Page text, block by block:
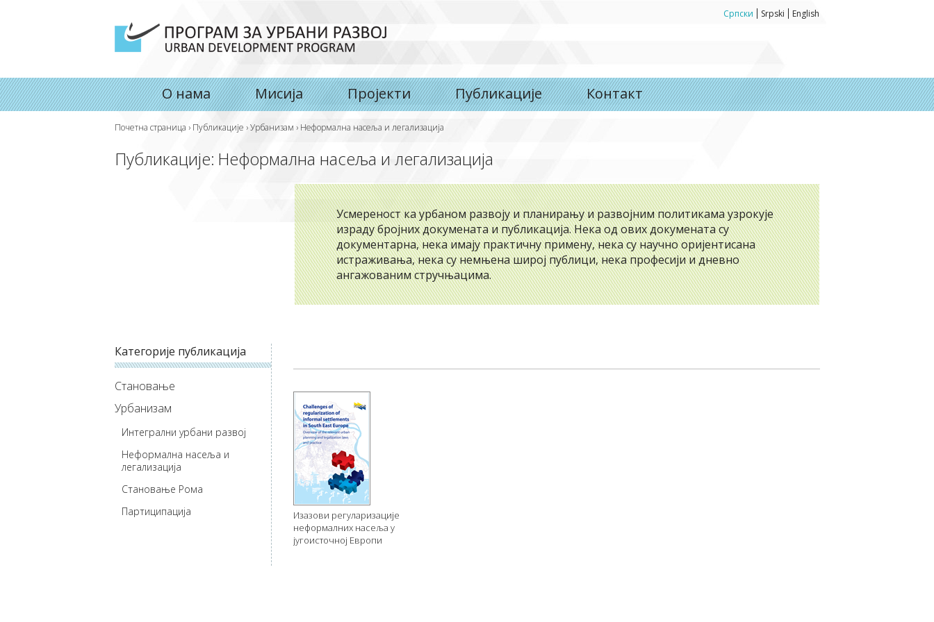
Српски Srpski English
О нама Мисија Пројекти Публикације Контакт
Почетна страница › Публикације ›Урбанизам › Неформална насеља и легализација
Публикације: Неформална насеља и легализација
Усмереност ка урбаном развоју и планирању и развојним политикама узрокује
израду бројних докумената и публикација. Нека од ових докумената су
документарна, нека имају практичну примену, нека су научно оријентисана
истраживања, нека су немњена широј публици, нека професији и дневно
ангажованим стручњацима.
Категорије публикација
Становање
Урбанизам
Интегрални урбани развој
Неформална насеља и
легализација
Становање Рома
Партиципација
Изазови регуларизације
неформалних насеља у
југоисточној Европи